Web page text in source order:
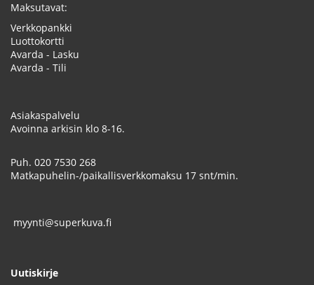
Maksutavat:
Verkkopankki
Luottokortti
Avarda - Lasku
Avarda - Tili
Asiakaspalvelu
Avoinna arkisin klo 8-16.
Puh. 020 7530 268
Matkapuhelin-/paikallisverkkomaksu 17 snt/min.
myynti@superkuva.fi
Uutiskirje